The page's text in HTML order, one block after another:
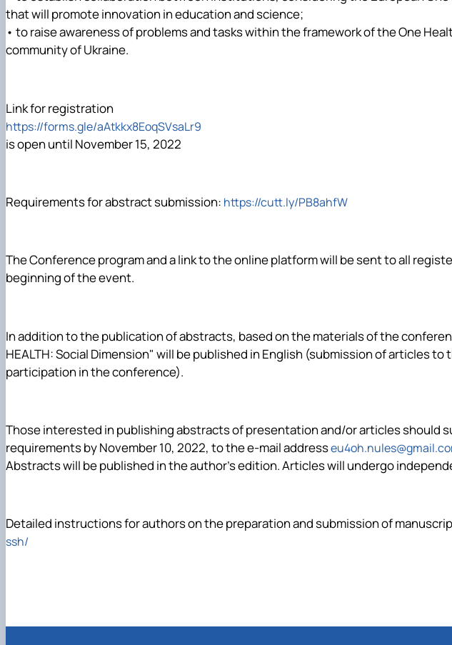
that will promote innovation in education and science;
• to raise awareness of problems and tasks within the framework of the One
community of Ukraine.
Link for registration
https://forms.gle/aAtkkx8EoqSVsaLr9
is open until November15, 2022
Requirements for abstract submission: https://cutt.ly/PB8ahfW
The Conference program and a link to the online platformwill be sent to all
beginning ofthe event.
In addition to the publication of abstracts, based on the materials of the
HEALTH: Social Dimension" will be published in English (submission of articles to
participation in the conference).
Those interested in publishing abstracts of presentation and/or articles should
requirements byNovember 10, 2022, to the e-mail address
Abstracts will be published in the author's edition. Articles will undergo
Detailed instructions for authors on the preparation and submission of
ssh/